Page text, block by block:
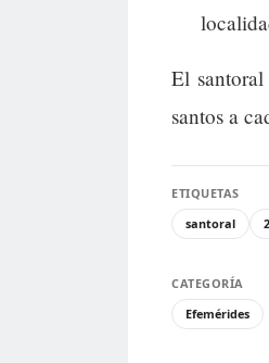
El
santos a
ETIQUETAS
santoral
CATEGORÍA
Efemérides